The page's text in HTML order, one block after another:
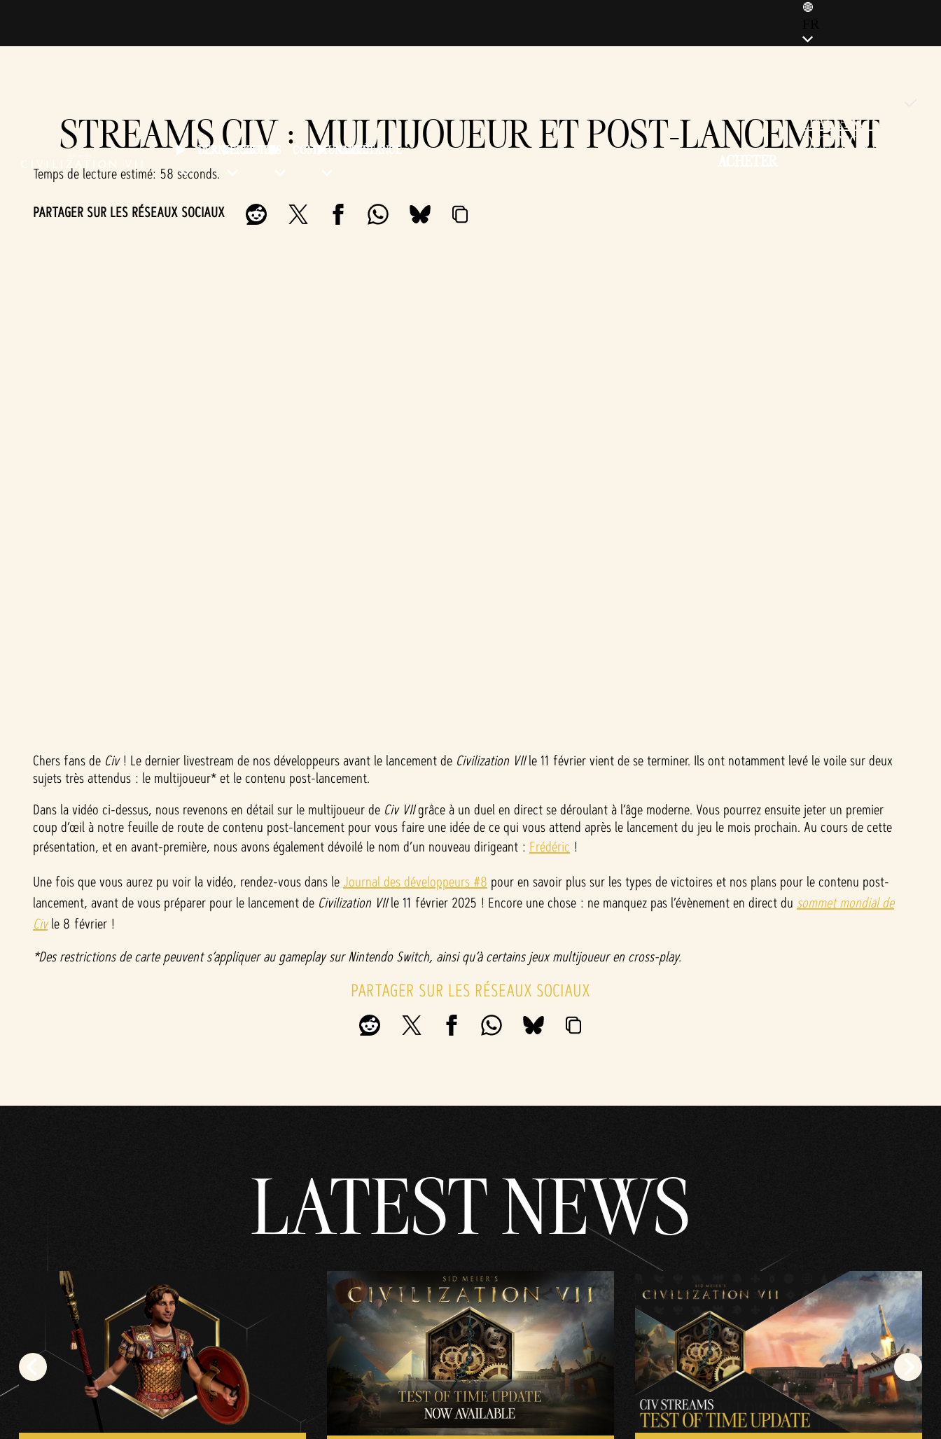
DERNIÈRESGUIDES COMMUNAUTÉASSISTANCE
ITALIANO (IT)
DEUTSCH (DE)
STREAMS CIV : MULTIJOUEUR ET POST-LANCEMENT
Temps de lecture estimé 58 seconds
PARTAGER SUR LES RÉSEAUX SOCIAUX
A
c
c
e
p
t
&
acce
ptez
la
politi
que
de
Chers fans de Civ! Le dernier livestream de nos développeurs avant le lancement de Civilization VIIle 11 février vient de se terminer. Ils ont notamment levé le voile sur deux
sujets très attendus : le multijoueur* et le contenu post-lancement.
Dans la vidéo ci-dessus, nous revenons en détail sur le multijoueur de Civ VIIgrâce à un duel en direct se déroulant à l’âge moderne. Vous pourrez ensuite jeter un premier
coup d’œil à notre feuille de route de contenu post-lancement pour vous faire une idée de ce qui vous attend après le lancement du jeu le mois prochain. Au cours de cette
présentation, et en avant-première, nous avons également dévoilé le nom d’un nouveau dirigeant : Frédéric !
Une fois que vous aurez pu voir la vidéo, rendez-vous dans le Journal des développeurs #8 pour en savoir plus sur les types de victoires et nos plans pour le contenu post-
lancement, avant de vous préparer pour le lancement de Civilization VIIle 11 février 2025 ! Encore une chose : ne manquez pas l’évènement en direct du sommet mondial de
Civle 8 février !
*Des restrictions de carte peuvent s’appliquer au gameplay sur Nintendo Switch, ainsi qu’à certains jeux multijoueur en cross-play.
PARTAGER SUR LES RÉSEAUX SOCIAUX
LATEST NEWS